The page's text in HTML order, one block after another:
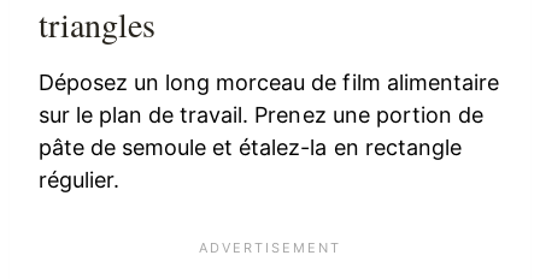
triangles
Déposez un long morceau de film alimentaire
sur le plan de travail. Prenez une portion de
pâte de semoule et étalez-la en rectangle
régulier.